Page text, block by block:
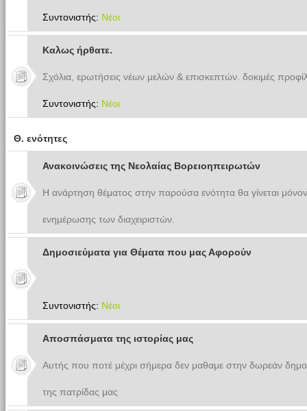
Συντονιστής: Νέοι
Καλως ήρθατε.
Σχόλια, ερωτήσεις νέων μελών & επισκεπτών. δοκιμές
Συντονιστής: Νέοι
Θ. ενότητες
Ανακοινώσεις της Νεολαίας Βορειοηπειρωτών
Η ανάρτηση θέματος στην παρούσα ενότητα θα γίνεται
ενημέρωσης των διαχειριστών.
Δημοσιεύματα για Θέματα που μας Αφορούν
Συντονιστής: Νέοι
Αποσπάσματα της ιστορίας μας
Αυτής που ποτέ μέχρι σήμερα δεν μαθαμε στην δωρεάν
της πατρίδας μας